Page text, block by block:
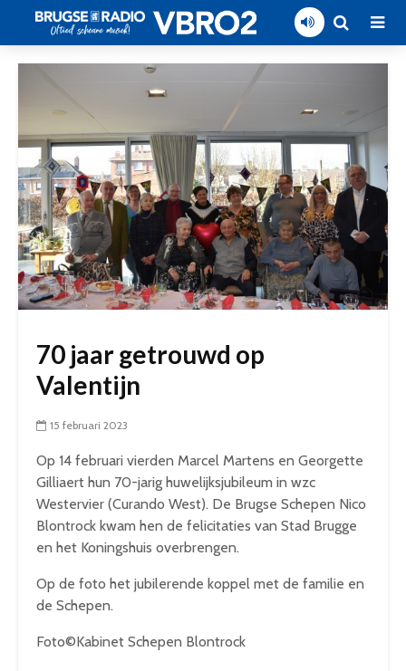
70 jaar getrouwd op
Valentijn
15 februari 2023
Op 14 februari vierden Marcel Martens en Georgette
Gilliaert hun 70-jarig huwelijksjubileum in wzc
Westervier (Curando West). De Brugse Schepen Nico
Blontrock kwam hen de felicitaties van Stad Brugge
en het Koningshuis overbrengen.
Op de foto het jubilerende koppel met de familie en
de Schepen.
Foto©Kabinet Schepen Blontrock